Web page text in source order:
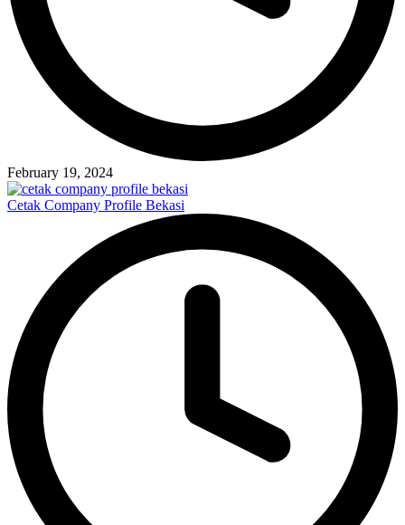
February 19, 2024
Cetak Company Profile Bekasi